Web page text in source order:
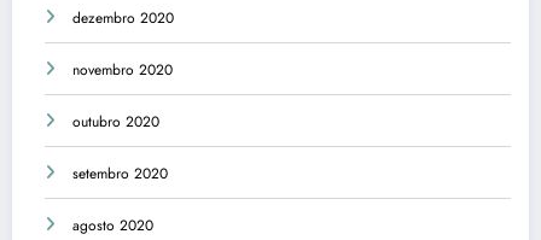
dezembro 2020
novembro 2020
outubro 2020
setembro 2020
agosto 2020